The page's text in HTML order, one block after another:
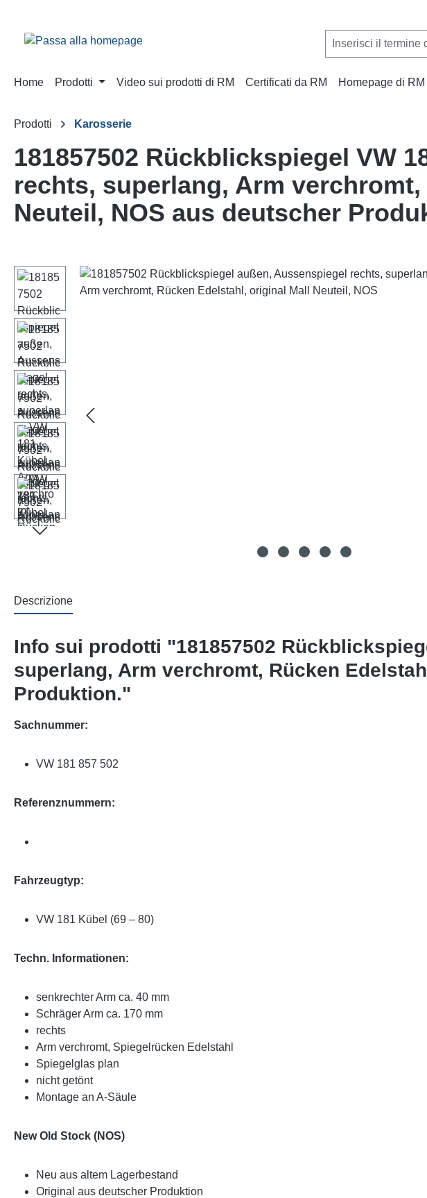
Home Prodotti Video sui prodotti di RM Certificati da RM Homepage di RM
Prodotti Karosserie
181857502 Rückblickspiegel VW
rechts, superlang, Arm
Neuteil, NOS aus deutscher
Salta la galleria di immagini
Descrizione
Info sui prodotti "181857502
superlang, Arm verchromt, Rücken
Produktion."
Sachnummer:
VW 181 857 502
Referenznummern:
Fahrzeugtyp:
VW 181 Kübel (69 – 80)
Techn. Informationen:
senkrechter Arm ca. 40 mm
Schräger Arm ca. 170 mm
rechts
Arm verchromt, Spiegelrücken Edelstahl
Spiegelglas plan
nicht getönt
Montage an A-Säule
New Old Stock (NOS)
Neu aus altem Lagerbestand
Original aus deutscher Produktion